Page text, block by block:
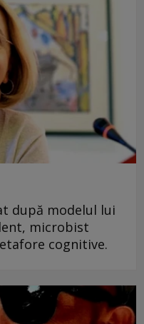
după modelul lui
microbist
cognitive.